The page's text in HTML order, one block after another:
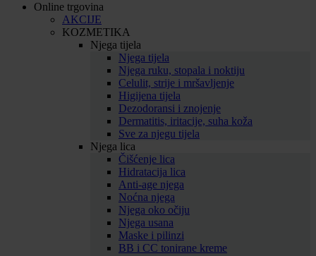
Online trgovina
AKCIJE
KOZMETIKA
Njega tijela
Njega tijela
Njega ruku, stopala i noktiju
Celulit, strije i mršavljenje
Higijena tijela
Dezodoransi i znojenje
Dermatitis, iritacije, suha koža
Sve za njegu tijela
Njega lica
Čišćenje lica
Hidratacija lica
Anti-age njega
Noćna njega
Njega oko očiju
Njega usana
Maske i pilinzi
BB i CC tonirane kreme